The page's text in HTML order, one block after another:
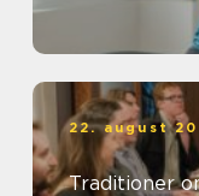
22. august
Traditioner